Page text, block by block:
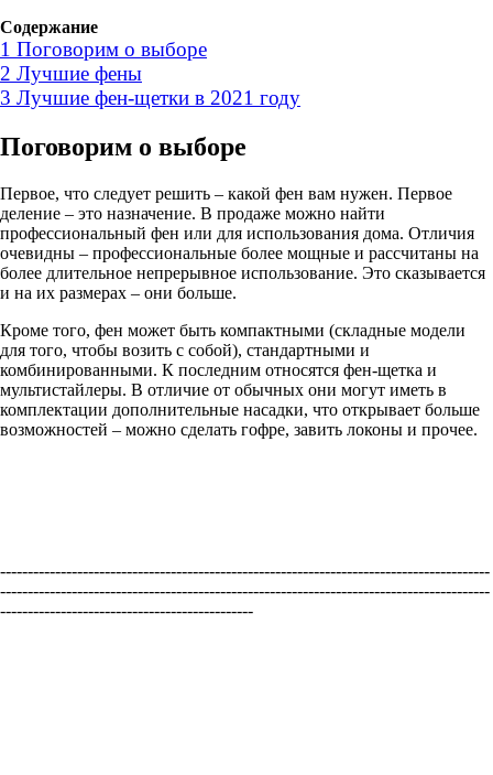
Содержание
1 Поговорим о выборе
2 Лучшие фены
3 Лучшие фен-щетки в 2021 году
Поговорим о выборе
Первое, что следует решить – какой фен вам нужен. Первое
деление – это назначение. В продаже можно найти
профессиональный фен или для использования дома. Отличия
очевидны – профессиональные более мощные и рассчитаны на
более длительное непрерывное использование. Это сказывается
и на их размерах – они больше.
Кроме того, фен может быть компактными (складные модели
для того, чтобы возить с собой), стандартными и
комбинированными. К последним относятся фен-щетка и
мультистайлеры. В отличие от обычных они могут иметь в
комплектации дополнительные насадки, что открывает больше
возможностей – можно сделать гофре, завить локоны и прочее.
-----------------------------------------------------------------------------------------
-----------------------------------------------------------------------------------------
----------------------------------------------